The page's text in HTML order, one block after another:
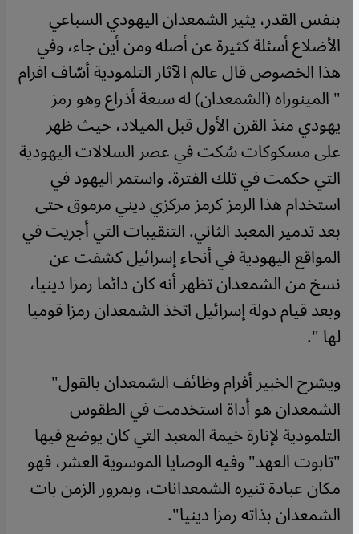
بنفس القدر، يثير الشمعدان اليهودي السباعي
الأضلاع أسئلة كثيرة عن أصله ومن أين جاء، وفي
هذا الخصوص قال عالم الآثار التلمودية أسّاف افرام
" المينوراه (الشمعدان) له سبعة أذراع وهو رمز
يهودي منذ القرن الأول قبل الميلاد، حيث ظهر
على مسكوكات سُكت في عصر السلالات اليهودية
التي حكمت في تلك الفترة. واستمر اليهود في
استخدام هذا الرمز كرمز مركزي ديني مرموق حتى
بعد تدمير المعبد الثاني. التنقيبات التي أجريت في
المواقع اليهودية في أنحاء إسرائيل كشفت عن
نسخ من الشمعدان تظهر أنه كان دائما رمزا دينيا،
وبعد قيام دولة إسرائيل اتخذ الشمعدان رمزا قوميا
لها ".
ويشرح الخبير أفرام وظائف الشمعدان بالقول"
الشمعدان هو أداة استخدمت في الطقوس
التلمودية لإنارة خيمة المعبد التي كان يوضع فيها
"تابوت العهد" وفيه الوصايا الموسوية العشر، فهو
مكان عبادة تنيره الشمعدانات، وبمرور الزمن بات
الشمعدان بذاته رمزا دينيا".